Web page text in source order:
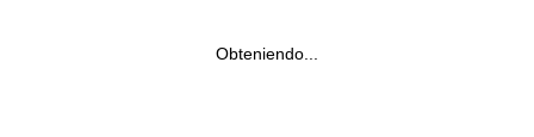
Obteniendo...